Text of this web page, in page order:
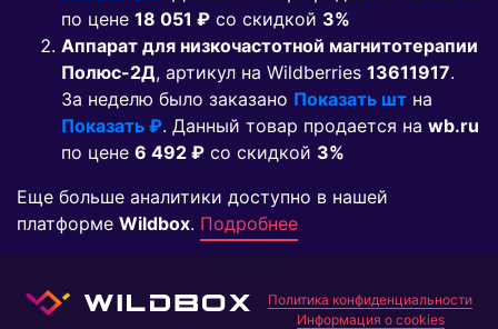
по цене 18 051 ₽ co скидкой 3%
Аппарат для низкочастотной магнитотерапии
Полюс-2Д, артикул на Wildberries 13611917.
За неделю было заказано Показать шт на
Показать ₽. Данный товар продается на wb.ru
по цене 6 492 ₽ co скидкой 3%
Еще больше аналитики доступно в нашей
платформе Wildbox. Подробнее
Политика конфиденциальности
Информация о cookies